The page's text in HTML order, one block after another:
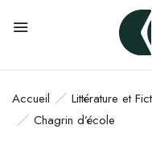
Accueil Littérature et
Chagrin d’école